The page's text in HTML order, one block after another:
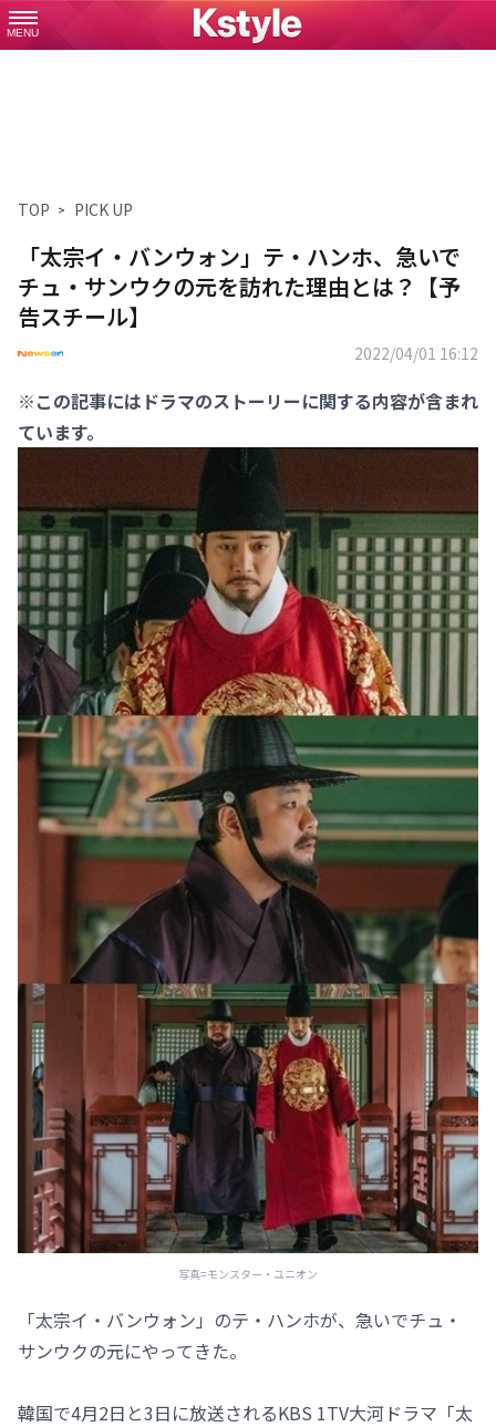
MENU
TOP PICK UP
「太宗イ・バンウォン」テ・ハンホ、急いで
チュ・サンウクの元を訪れた理由とは？【予
告スチール】
2022/04/01 16:12
※この記事にはドラマのストーリーに関する内容が含まれ
ています。
写真=モンスター・ユニオン
「太宗イ・バンウォン」のテ・ハンホが、急いでチュ・
サンウクの元にやってきた。
韓国で4月2日と3日に放送されるKBS 1TV大河ドラマ「太